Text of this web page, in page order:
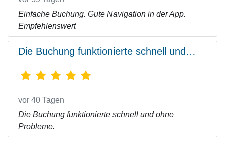
Einfache Buchung. Gute Navigation in der App.
Empfehlenswert
Die Buchung funktionierte schnell und…
vor 40 Tagen
Die Buchung funktionierte schnell und ohne
Probleme.